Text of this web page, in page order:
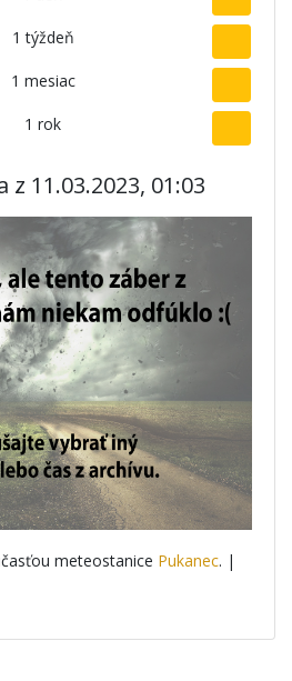
1 týždeň
1 mesiac
1 rok
11.03.2023, 01:03
meteostanice Pukanec. |